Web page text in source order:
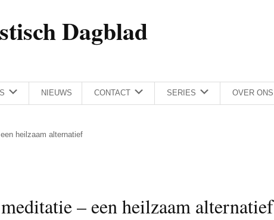
Dagblad
NIEUWS CONTACT SERIES OVER ONS
heilzaam alternatief
– een heilzaam alternatief